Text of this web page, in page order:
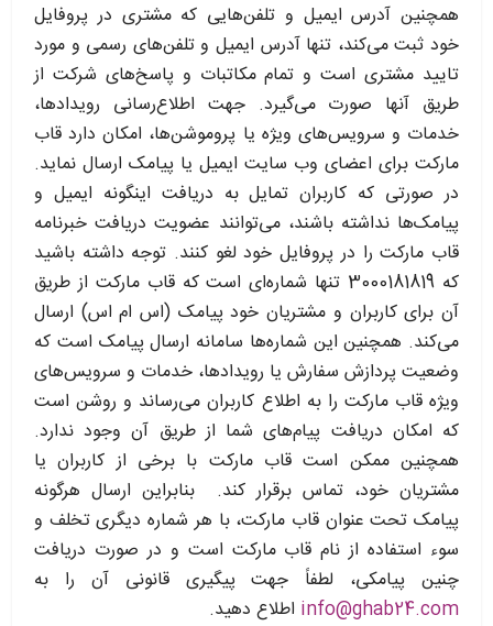
همچنین آدرس ایمیل و تلفن‌هایی که مشتری در پروفایل
خود ثبت می‌کند، تنها آدرس ایمیل و تلفن‌های رسمی و مورد
تایید مشتری است و تمام مکاتبات و پاسخ‌های شرکت از
طریق آنها صورت می‌گیرد. جهت اطلاع‌رسانی رویدادها،
خدمات و سرویس‌های ویژه یا پروموشن‌ها، امکان دارد قاب
مارکت برای اعضای وب سایت ایمیل یا پیامک ارسال نماید.
در صورتی که کاربران تمایل به دریافت اینگونه ایمیل و
پیامک‌ها نداشته باشند، می‌توانند عضویت دریافت خبرنامه
قاب مارکت را در پروفایل خود لغو کنند. توجه داشته باشید
که 3000181819 تنها شماره‌‌ای است که قاب مارکت از طریق
آن برای کاربران و مشتریان خود پیامک (اس ام اس) ارسال
می‌کند. همچنین این شماره‌‌ها سامانه ارسال پیامک است که
وضعیت پردازش سفارش یا رویدادها، خدمات و سرویس‌های
ویژه قاب مارکت را به اطلاع کاربران می‌رساند و روشن است
که امکان دریافت پیام‌های شما از طریق آن وجود ندارد.
همچنین ممکن است قاب مارکت با برخی از کاربران یا
مشتریان خود، تماس برقرار کند. بنابراین ارسال هرگونه
پیامک تحت عنوان قاب مارکت، با هر شماره دیگری تخلف و
سوء استفاده از نام قاب مارکت است و در صورت دریافت
چنین پیامکی، لطفاً جهت پیگیری قانونی آن را به
info@ghab24.com اطلاع دهید.